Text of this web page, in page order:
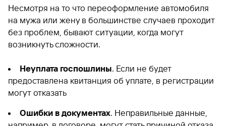
Несмотря на то что переоформление автомобиля
на мужа или жену в большинстве случаев проходит
без проблем, бывают ситуации, когда могут
возникнуть сложности.
Неуплата госпошлины. Если не будет
предоставлена квитанция об уплате, в регистрации
могут отказать
Ошибки в документах. Неправильные данные,